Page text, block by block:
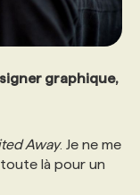
graphique,
Away. Je ne me
là pour un